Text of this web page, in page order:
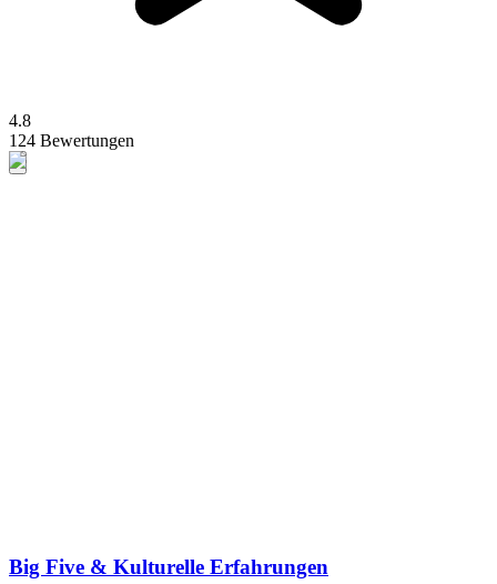
4.8
124 Bewertungen
Big Five & Kulturelle Erfahrungen